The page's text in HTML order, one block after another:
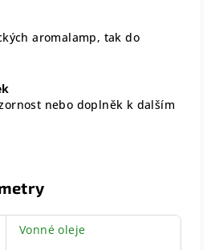
aromalamp, tak do
nebo doplněk k dalším
Vonné oleje